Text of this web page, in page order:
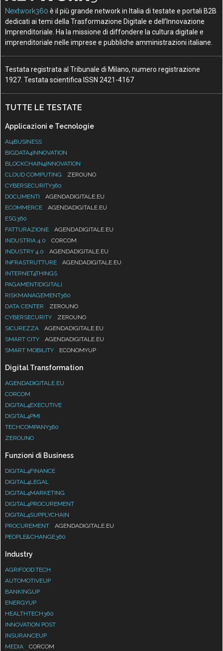
Nextwork360 è il più grande network in Italia di testate e portali B2B
dedicati ai temi della Trasformazione Digitale e dell’Innovazione
Imprenditoriale. Ha la missione di diffondere la cultura digitale e
imprenditoriale nelle imprese e pubbliche amministrazioni italiane.
Testata registrata al Tribunale di Milano, numero registrazione
1927. Testata scientifica ISSN 2421-4167
TUTTE LE TESTATE
Applicazioni e Tecnologie
AI4BUSINESS
BIGDATA4INNOVATION
BLOCKCHAIN4INNOVATION
CLOUD COMPUTING
ZEROUNO
CYBERSECURITY360
DOCUMENTI
AGENDADIGITALE.EU
ECOMMERCE
AGENDADIGITALE.EU
ESG360
FATTURAZIONE
AGENDADIGITALE.EU
INDUSTRIA 4.0
CORCOM
INDUSTRY 4.0
AGENDADIGITALE.EU
INFRASTRUTTURE
AGENDADIGITALE.EU
INTERNET4THINGS
PAGAMENTIDIGITALI
RISKMANAGEMENT360
DATA CENTER
ZEROUNO
CYBERSECURITY
ZEROUNO
SICUREZZA
AGENDADIGITALE.EU
SMART CITY
AGENDADIGITALE.EU
SMART MOBILITY
ECONOMYUP
Digital Transformation
AGENDADIGITALE.EU
CORCOM
DIGITAL4EXECUTIVE
DIGITAL4PMI
TECHCOMPANY360
ZEROUNO
Funzioni di Business
DIGITAL4FINANCE
DIGITAL4LEGAL
DIGITAL4MARKETING
DIGITAL4PROCUREMENT
DIGITAL4SUPPLYCHAIN
PROCUREMENT
AGENDADIGITALE.EU
PEOPLE&CHANGE360
Industry
AGRIFOOD.TECH
AUTOMOTIVEUP
BANKINGUP
ENERGYUP
HEALTHTECH360
INNOVATION POST
INSURANCEUP
MEDIA
CORCOM